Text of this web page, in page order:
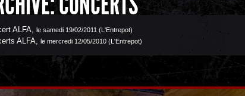
ALFA, le samedi 19/02/2011 (L'Entrepot)
ALFA, le mercredi 12/05/2010 (L'Entrepot)